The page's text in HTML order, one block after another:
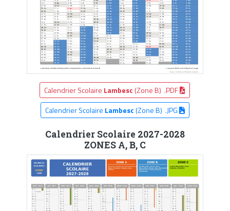
Calendrier Scolaire Lambesc (Zone B) .PDF
Calendrier Scolaire Lambesc(Zone B) .JPG
Calendrier Scolaire 2027-2028
ZONES A, B, C